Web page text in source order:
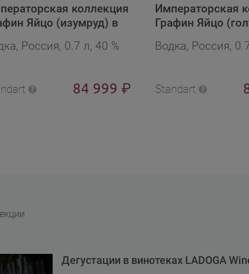
коллекция
Яйцо (изумруд) в
Россия, 0.7 л, 40 %
84 999 ₽
Императорская
Графин Яйцо
в бархат.п/у в
Водка, Россия,
Standart
Дегустации в винотеках LADOGA